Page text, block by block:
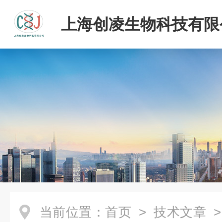
上海创凌生物科技有
当前位置： 首页 > 技术文章